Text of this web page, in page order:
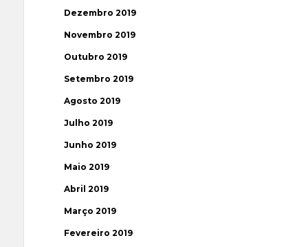
Dezembro 2019
Novembro 2019
Outubro 2019
Setembro 2019
Agosto 2019
Julho 2019
Junho 2019
Maio 2019
Abril 2019
Março 2019
Fevereiro 2019